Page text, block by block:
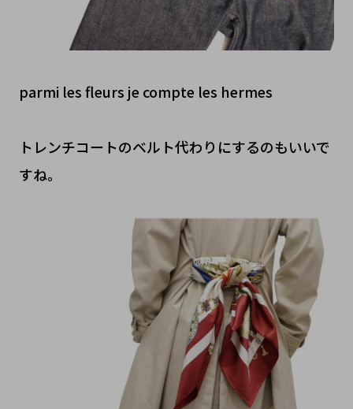
parmi les fleurs je compte les hermes
トレンチコートのベルト代わりにするのもいいで
すね。